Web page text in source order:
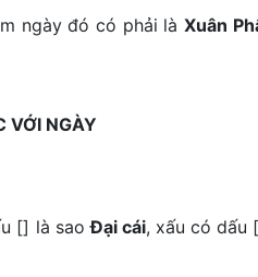
ngày đó có phải là Xuân
VỚI NGÀY
[] là saoĐại cái, xấu có